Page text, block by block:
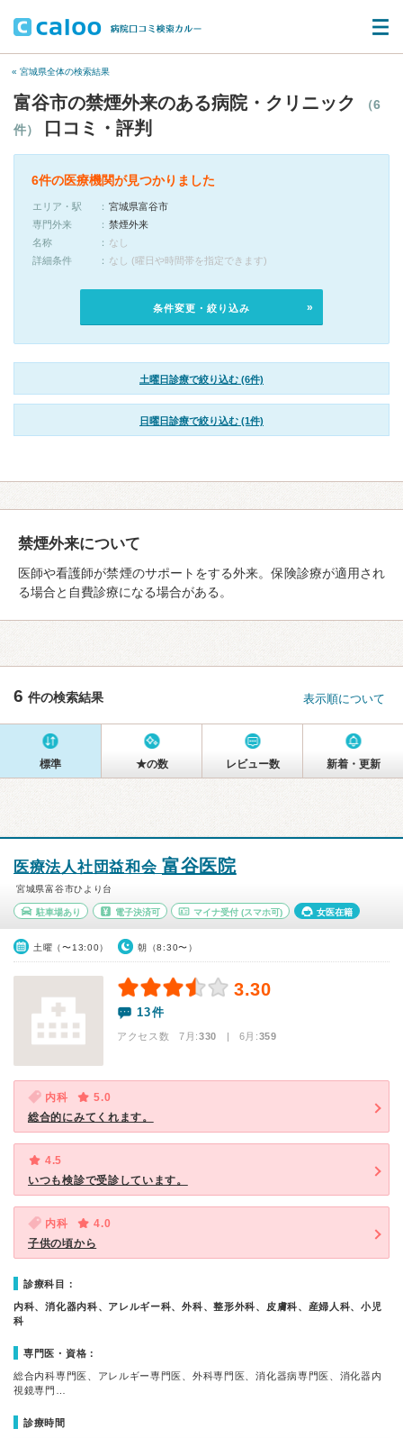
« 宮城県全体の検索結果
富谷市の禁煙外来のある病院・クリニック
（6
件）
口コミ・評判
6件の医療機関が見つかりました
エリア・駅
宮城県富谷市
専門外来
禁煙外来
名称
なし
詳細条件
なし (曜日や時間帯を指定できます)
条件変更・絞り込み
土曜日診療で絞り込む (6件)
日曜日診療で絞り込む (1件)
禁煙外来について
医師や看護師が禁煙のサポートをする外来。保険診療が適用され
る場合と自費診療になる場合がある。
6 件の検索結果 表示順について
標準 ★の数 レビュー数 新着・更新
医療法人社団益和会 富谷医院
宮城県富谷市ひより台
駐車場あり 電子決済可 マイナ受付 (スマホ可) 女医在籍
土曜（〜13:00） 朝（8:30〜）
3.30
13件
アクセス数 7月:330 | 6月:359
内科
5.0
総合的にみてくれます。
4.5
いつも検診で受診しています。
内科
4.0
子供の頃から
診療科目：
内科、消化器内科、アレルギー科、外科、整形外科、皮膚科、産婦人科、小児
科
専門医・資格：
総合内科専門医、アレルギー専門医、外科専門医、消化器病専門医、消化器内
視鏡専門…
診療時間